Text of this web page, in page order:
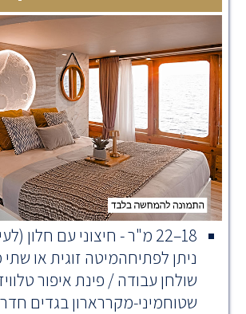
18–22 מ"ר - חיצוני עם חלון
ניתן לפתיחהמיטה זוגית או
שולחן עבודה / פינת איפור
שטוחמיני‑מקררארון בגדים